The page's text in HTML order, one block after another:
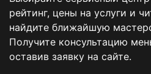
рейтинг, цены на услуги и
найдите ближайшую
Получите консультацию
оставив заявку на сайте.